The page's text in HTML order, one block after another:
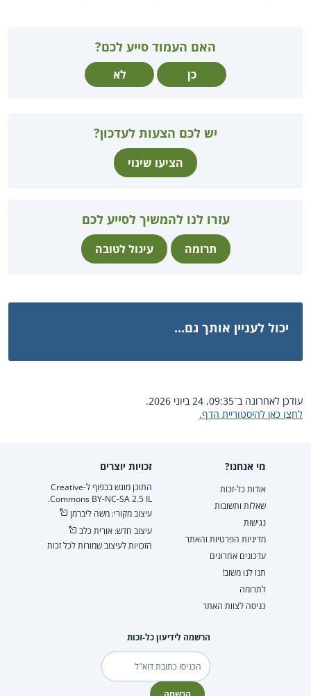
האם העמוד סייע לכם?
כן לא
יש לכם הצעות לעדכון?
הציעו שינוי
עזרו לנו להמשיך לסייע לכם
תרומה עיגול לטובה
יכול לעניין אותך גם...
עודכן לאחרונה ב־09:35, 24 ביוני 2026.
לחצו כאן להיסטוריית הדף.
מי אנחנו?
אודות כל-זכות
שאלות ותשובות
נגישות
מדיניות הפרטיות והאתר
עדכונים אחרונים
תנו לנו משוב!
לתרומה
כניסה לצוות האתר
זכויות יוצרים
התוכן מוגש בכפוף ל-Creative
Commons BY-NC-SA 2.5 IL.
עיצוב מקורי: משה ליברמן
עיצוב חדש: אורית כלב
הזכויות לעיצוב שמורות לכל זכות
הרשמה לידיעון כל-זכות
דוא"ל